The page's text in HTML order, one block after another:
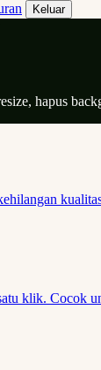
Keluar
hapus
klik. Cocok